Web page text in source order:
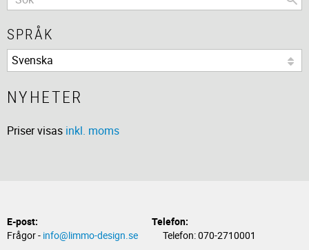
SPRÅK
NYHETER
Priser visas inkl. moms
E-post:
Telefon:
Frågor - info@limmo-design.se Telefon: 070-2710001